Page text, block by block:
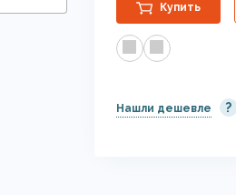
Купить
Нашли дешевле ?